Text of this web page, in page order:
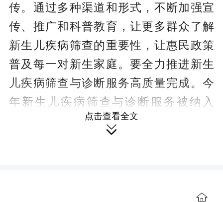
传。通过多种渠道和形式，不断加强宣
传、推广和科普教育，让更多群众了解
新生儿疾病筛查的重要性，让惠民政策
普及每一对新生家庭。要全力推进新生
儿疾病筛查与诊断服务高质量完成。今
年新生儿疾病筛查与诊断服务被纳入
省、市重点民生实事项目，各助产机构
要保质保量完成项目工作，确保应筛尽
制，确保筛查工作的规范性、安全性和
点击查看全文
